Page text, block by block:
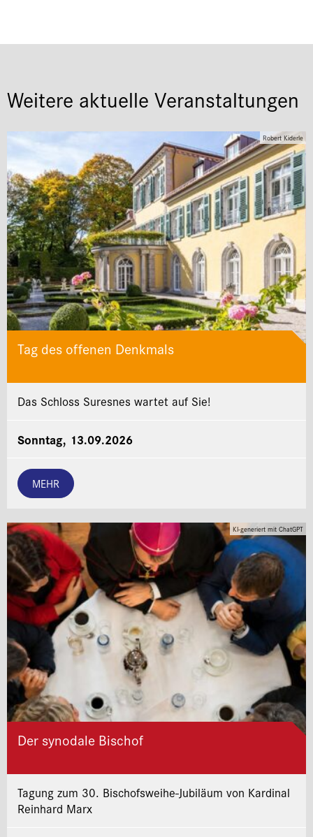
Weitere aktuelle Veranstaltungen
Robert Kiderle
Tag des offenen Denkmals
Das Schloss Suresnes wartet auf Sie!
Sonntag, 13.09.2026
MEHR
KI-generiert mit ChatGPT
Der synodale Bischof
Tagung zum 30. Bischofsweihe-Jubiläum von Kardinal
Reinhard Marx